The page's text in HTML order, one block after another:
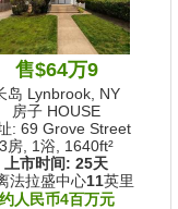
售$64万9
岛 Lynbrook, NY
房子 HOUSE
: 69 Grove Street
3房, 1浴, 1640ft²
上市时间: 25天
法拉盛中心11英里
约人民币4百万元